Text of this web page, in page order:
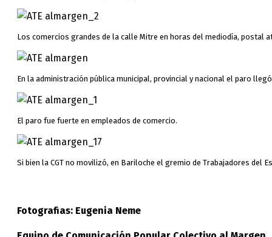
Los comercios grandes de la calle Mitre en horas del mediodía, postal
En la administración pública municipal, provincial y nacional el paro
El paro fue fuerte en empleados de comercio.
Si bien la CGT no movilizó, en Bariloche el gremio de Trabajadores del
Fotografias: Eugenia Neme